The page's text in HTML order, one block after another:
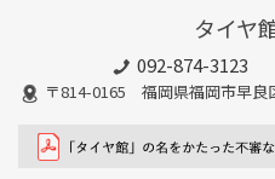
タイヤ
092-874-3123
〒814-0165 福岡県福岡市早良